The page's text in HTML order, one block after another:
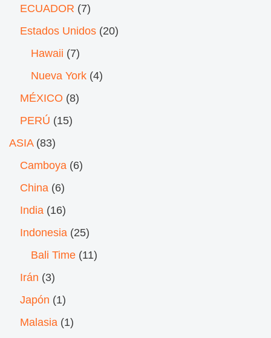
ECUADOR (7)
Estados Unidos (20)
Hawaii (7)
Nueva York (4)
MÉXICO (8)
PERÚ (15)
ASIA(83)
Camboya (6)
China (6)
India (16)
Indonesia (25)
Bali Time (11)
Irán (3)
Japón (1)
Malasia (1)